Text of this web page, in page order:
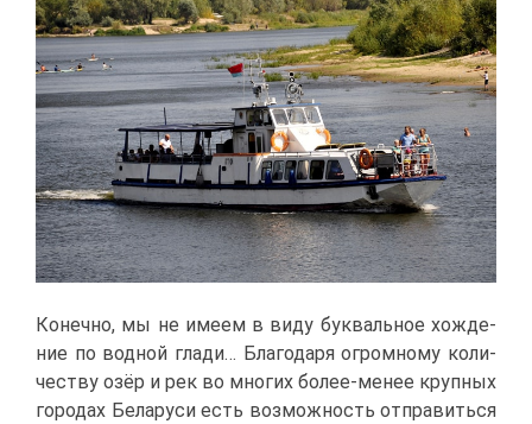
Ко­неч­но, мы не име­ем в ви­ду бук­валь­ное хож­де­
ние по вод­ной гла­ди… Бла­го­да­ря огром­но­му ко­ли­
че­ству озёр и рек во мно­гих бо­лее-ме­нее круп­ных
го­ро­дах Бе­ла­ру­си есть воз­мож­ность от­пра­вить­ся